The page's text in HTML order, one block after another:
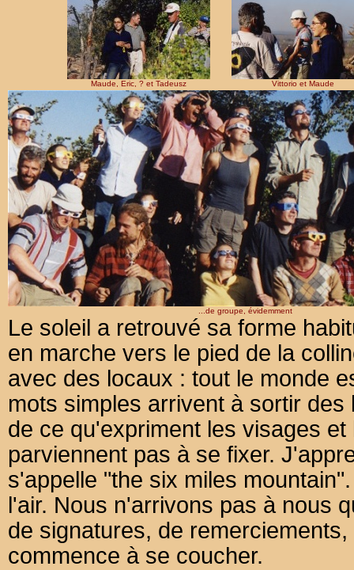
Maude, Eric, ? et Tadeusz Vittorio et Maude
...de groupe, évidemment
Le soleil a retrouvé sa forme
en marche vers le pied de la
avec des locaux : tout le monde
mots simples arrivent à sortir
de ce qu'expriment les visages
parviennent pas à se fixer.
s'appelle "the six miles
l'air. Nous n'arrivons pas à nous
de signatures, de
commence à se coucher.